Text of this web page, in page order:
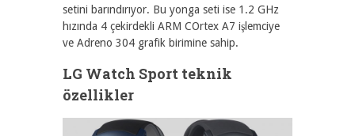
setini barındırıyor. Bu yonga seti ise 1.2 GHz
hızında 4 çekirdekli ARM COrtex A7 işlemciye
ve Adreno 304 grafik birimine sahip.
LG Watch Sport teknik
özellikler